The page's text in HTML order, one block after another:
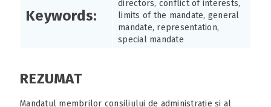
Keywords:
directors, conflict of interests,
limits of the mandate, general
mandate, representation,
special mandate
REZUMAT
Mandatul membrilor consiliului de administrație și al